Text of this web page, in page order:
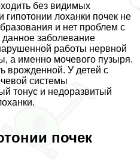
без видимых
гипотонии лоханки почек не
и нет проблем с
заболевание
работы нервной
а именно мочевого пузыря.
врожденной. У детей с
системы
тонус и недоразвитый
почек